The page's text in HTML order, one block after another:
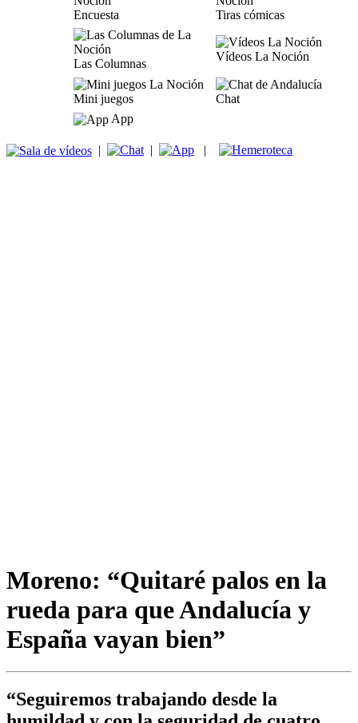
Encuesta Tiras cómicas
Las Columnas
Vídeos La Noción
Mini juegos
Chat
App
| | |
Moreno: “Quitaré palos en la
rueda para que Andalucía y
España vayan bien”
“Seguiremos trabajando desde la